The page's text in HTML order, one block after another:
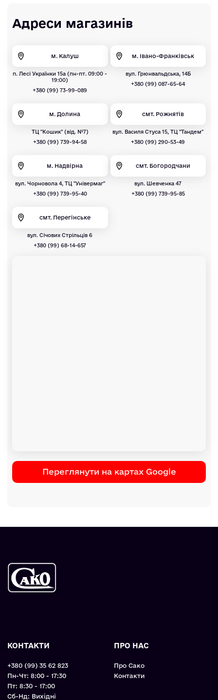
Адреси магазинів
м. Калуш
п. Лесі Українки 15а (пн-пт. 09:00 -
19:00)
+380 (99) 73-99-089
м. Івано-Франківськ
вул. Грюнвальдська, 14Б
+380 (99) 087-65-64
м. Долина
ТЦ "Кошик" (від. №7)
+380 (99) 739-94-58
смт. Рожнятів
вул. Василя Стуса 15, ТЦ "Тандем"
+380 (99) 290-53-49
м. Надвірна
вул. Чорновола 4, ТЦ "Універмаг"
+380 (99) 739-95-40
смт. Богородчани
вул. Шевченка 47
+380 (99) 739-95-85
смт. Перегінське
вул. Січових Стрільців 6
+380 (99) 68-14-657
Переглянути на картах Google
КОНТАКТИ
+380 (99) 35 62 823
Пн-Чт: 8:00 - 17:30
Пт: 8:30 - 17:00
Cб-Нд: Вихідні
ПРО НАС
Про Сако
Контакти